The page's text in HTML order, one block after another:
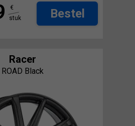
€
stuk
Bestel
Racer
ROAD Black